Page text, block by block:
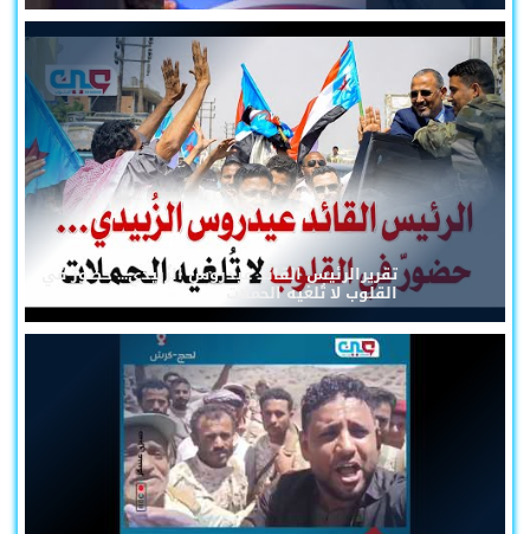
تقريرالرئيس القائد عيدروس الزُبيدي... حضورٌ في
القلوب لا تُلغيه الحملات